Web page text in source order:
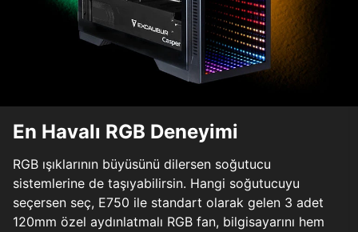
En Havalı RGB Deneyimi
RGB ışıklarının büyüsünü dilersen soğutucu
sistemlerine de taşıyabilirsin. Hangi soğutucuyu
seçersen seç, E750 ile standart olarak gelen 3 adet
120mm özel aydınlatmalı RGB fan, bilgisayarını hem